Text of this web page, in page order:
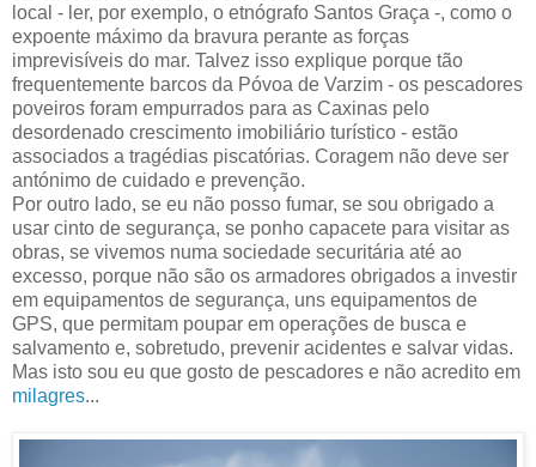
local - ler, por exemplo, o etnógrafo Santos Graça -, como o
expoente máximo da bravura perante as forças
imprevisíveis do mar. Talvez isso explique porque tão
frequentemente barcos da Póvoa de Varzim - os pescadores
poveiros foram empurrados para as Caxinas pelo
desordenado crescimento imobiliário turístico - estão
associados a tragédias piscatórias. Coragem não deve ser
antónimo de cuidado e prevenção.
Por outro lado, se eu não posso fumar, se sou obrigado a
usar cinto de segurança, se ponho capacete para visitar as
obras, se vivemos numa sociedade securitária até ao
excesso, porque não são os armadores obrigados a investir
em equipamentos de segurança, uns equipamentos de
GPS, que permitam poupar em operações de busca e
salvamento e, sobretudo, prevenir acidentes e salvar vidas.
Mas isto sou eu que gosto de pescadores e não acredito em
milagres...